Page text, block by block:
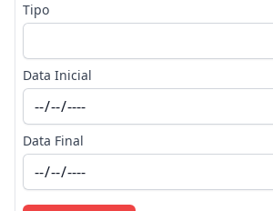
Tipo
Data Inicial
Data Final